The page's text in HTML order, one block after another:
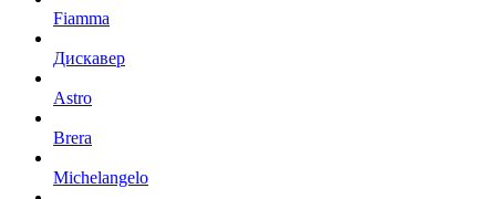
Fiamma
Дискавер
Astro
Brera
Michelangelo